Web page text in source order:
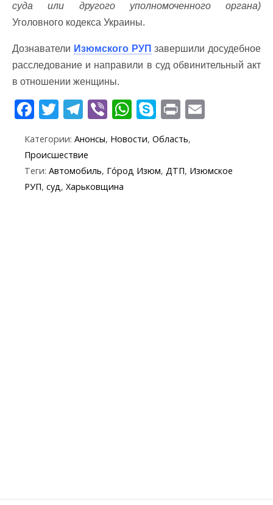
суда или другого уполномоченного органа)
Уголовного кодекса Украины.
Дознаватели Изюмского РУП завершили досудебное
расследование и направили в суд обвинительный акт
в отношении женщины.
F
e
b
o
T
itt
er
T
e
gr
a
Vi
er
W
at
s
S
k
y
p
Pr
t
l
Категории: Анонсы, Новости, Область,
Происшествие
Теги: Автомобиль, Го́род Изюм, ДТП, Изюмское
РУП, суд, Харьковщина